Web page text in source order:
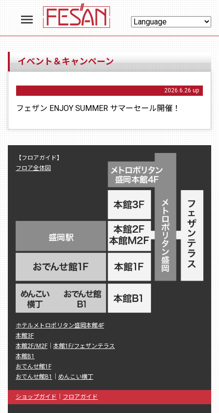
menu
イベント＆キャンペーン
2026.6.26 up
フェザン ENJOY SUMMER サマーセール開催！
ホテルメトロポリタン盛岡本館4F
本館3F
本館2F/M2F
本館1F/フェザンテラス
本館B1
おでんせ館1F
おでんせ館B1
めんこい横丁
【フロアガイド】
フロア全体図
ショップガイド フロアガイド